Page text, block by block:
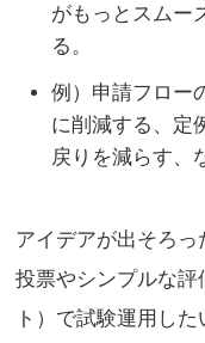
がもっとスムー
る。
例）申請フロー
に削減する、定
戻りを減らす、
アイデアが出そろっ
投票やシンプルな評
ト）で試験運用し